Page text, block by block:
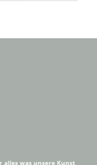
alles was unsere Kunst